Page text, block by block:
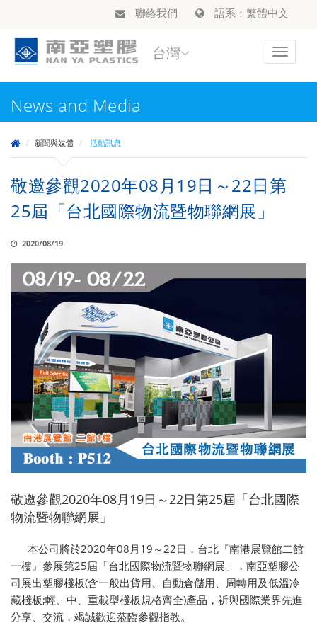
聯絡我們 語系：繁體中文
Toggle
台灣
News and Media
新聞與媒體 活動訊息
敬邀參觀2020年08月19日～22日第
25屆「台北國際物流暨物聯網展」
2020/08/19
敬邀參觀2020年08月19日～22日第25屆「台北國際
物流暨物聯網展」
本公司將於2020年08月19～22日，台北『南港展覽館二館
一樓』參展第25屆「台北國際物流暨物聯網展」，南亞塑膠公
司展出塑膠棧板(含一般出貨用、自動倉儲用、周轉用及低溫冷
藏棧板;輕、中、重載型棧板規格齊全)產品，祈與國際業界先進
分享、交流，竭誠歡迎蒞臨參觀指教。